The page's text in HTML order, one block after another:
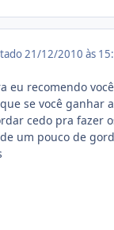
21/12/2010 às
eu recomendo
se você ganhar
cedo pra fazer
um pouco de